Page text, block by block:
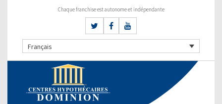
Chaque franchise est autonome et indépendante
Français